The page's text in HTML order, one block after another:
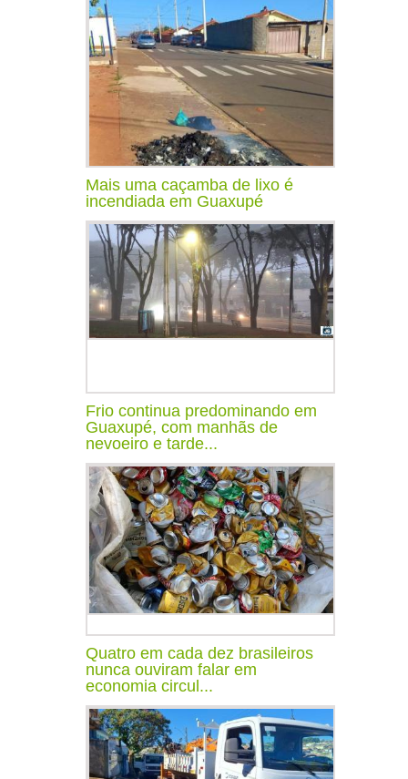
Mais uma caçamba de lixo é
incendiada em Guaxupé
Frio continua predominando em
Guaxupé, com manhãs de
nevoeiro e tarde...
Quatro em cada dez brasileiros
nunca ouviram falar em
economia circul...